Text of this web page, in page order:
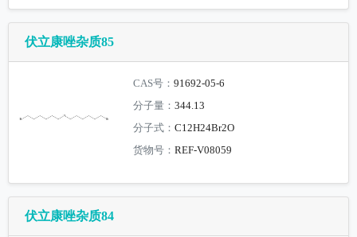
伏立康唑杂质85
CAS号：91692-05-6
分子量：344.13
分子式：C12H24Br2O
货物号：REF-V08059
伏立康唑杂质84